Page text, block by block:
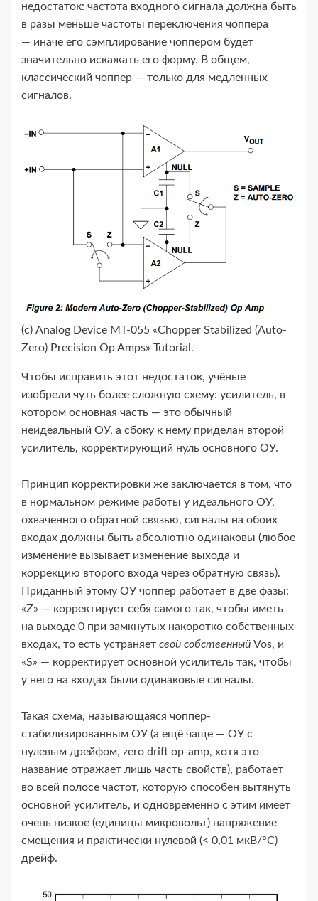
недостаток: частота входного сигнала должна быть
в разы меньше частоты переключения чоппера
— иначе его сэмплирование чоппером будет
значительно искажать его форму. В общем,
классический чоппер — только для медленных
сигналов.
(с) Analog Device MT-​055 «Chopper Stabilized (Auto-​
Zero) Precision Op Amps» Tutorial.
Чтобы исправить этот недостаток, учёные
изобрели чуть более сложную схему: усилитель, в
котором основная часть — это обычный
неидеальный ОУ, а сбоку к нему приделан второй
усилитель, корректирующий нуль основного ОУ.
Принцип корректировки же заключается в том, что
в нормальном режиме работы у идеального ОУ,
охваченного обратной связью, сигналы на обоих
входах должны быть абсолютно одинаковы (любое
изменение вызывает изменение выхода и
коррекцию второго входа через обратную связь).
Приданный этому ОУ чоппер работает в две фазы:
«Z» — корректирует себя самого так, чтобы иметь
на выходе 0 при замкнутых накоротко собственных
входах, то есть устраняет свой собственный Vos, и
«S» — корректирует основной усилитель так, чтобы
у него на входах были одинаковые сигналы.
Такая схема, называющаяся чоппер-​
стабилизированным ОУ (а ещё чаще — ОУ с
нулевым дрейфом, zero drift op-​amp, хотя это
название отражает лишь часть свойств), работает
во всей полосе частот, которую способен вытянуть
основной усилитель, и одновременно с этим имеет
очень низкое (единицы микровольт) напряжение
смещения и практически нулевой (< 0,01 мкВ/°С)
дрейф.